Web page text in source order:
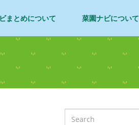
まとめについて 菜園ナビについて